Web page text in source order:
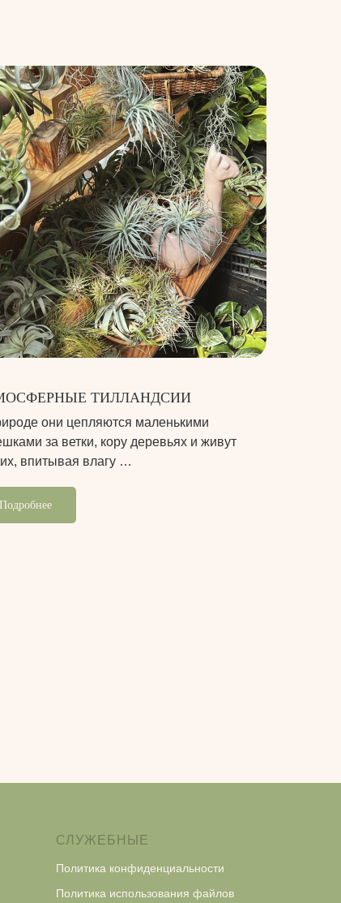
ТИЛЛАНДСИИ
они цепляются маленькими
за ветки, кору деревьях и живут
впитывая влагу …
Подробнее
СЛУЖЕБНЫЕ
Политика конфиденциальности
Политика использования файлов